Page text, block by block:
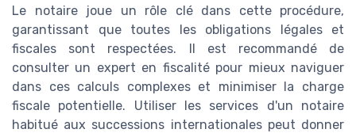
Le notaire joue un rôle clé dans cette procédure,
garantissant que toutes les obligations légales et
fiscales sont respectées. Il est recommandé de
consulter un expert en fiscalité pour mieux naviguer
dans ces calculs complexes et minimiser la charge
fiscale potentielle. Utiliser les services d'un notaire
habitué aux successions internationales peut donner